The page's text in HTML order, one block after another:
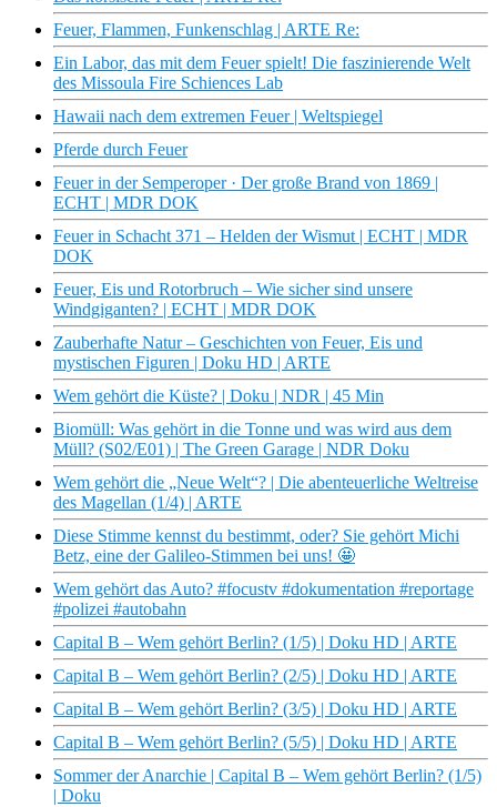
Feuer, Flammen, Funkenschlag | ARTE Re:
Ein Labor, das mit dem Feuer spielt! Die faszinierende Welt
des Missoula Fire Schiences Lab
Hawaii nach dem extremen Feuer | Weltspiegel
Pferde durch Feuer
Feuer in der Semperoper · Der große Brand von 1869 |
ECHT | MDR DOK
Feuer in Schacht 371 – Helden der Wismut | ECHT | MDR
DOK
Feuer, Eis und Rotorbruch – Wie sicher sind unsere
Windgiganten? | ECHT | MDR DOK
Zauberhafte Natur – Geschichten von Feuer, Eis und
mystischen Figuren | Doku HD | ARTE
Wem gehört die Küste? | Doku | NDR | 45 Min
Biomüll: Was gehört in die Tonne und was wird aus dem
Müll? (S02/E01) | The Green Garage | NDR Doku
Wem gehört die „Neue Welt“? | Die abenteuerliche Weltreise
des Magellan (1/4) | ARTE
Diese Stimme kennst du bestimmt, oder? Sie gehört Michi
Betz, eine der Galileo-Stimmen bei uns! 🤩
Wem gehört das Auto? #focustv #dokumentation #reportage
#polizei #autobahn
Capital B – Wem gehört Berlin? (1/5) | Doku HD | ARTE
Capital B – Wem gehört Berlin? (2/5) | Doku HD | ARTE
Capital B – Wem gehört Berlin? (3/5) | Doku HD | ARTE
Capital B – Wem gehört Berlin? (5/5) | Doku HD | ARTE
Sommer der Anarchie | Capital B – Wem gehört Berlin? (1/5)
| Doku